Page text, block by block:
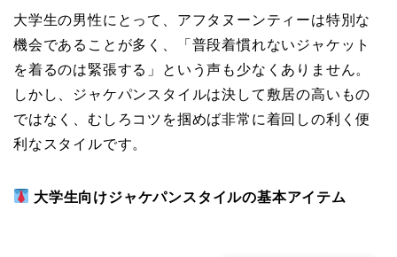
大学生の男性にとって、アフタヌーンティーは特別な
機会であることが多く、「普段着慣れないジャケット
を着るのは緊張する」という声も少なくありません。
しかし、ジャケパンスタイルは決して敷居の高いもの
ではなく、むしろコツを掴めば非常に着回しの利く便
利なスタイルです。
大学生向けジャケパンスタイルの基本アイテム